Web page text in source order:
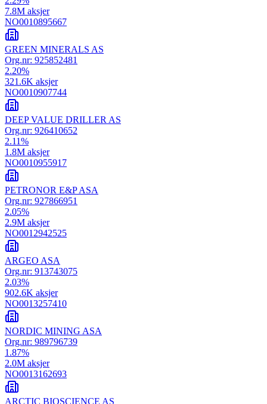
7.8M aksjer
NO0010895667
GREEN MINERALS AS
Org.nr: 925852481
2.20%
321.6K aksjer
NO0010907744
DEEP VALUE DRILLER AS
Org.nr: 926410652
2.11%
1.8M aksjer
NO0010955917
PETRONOR E&P ASA
Org.nr: 927866951
2.05%
2.9M aksjer
NO0012942525
ARGEO ASA
Org.nr: 913743075
2.03%
902.6K aksjer
NO0013257410
NORDIC MINING ASA
Org.nr: 989796739
1.87%
2.0M aksjer
NO0013162693
ARCTIC BIOSCIENCE AS